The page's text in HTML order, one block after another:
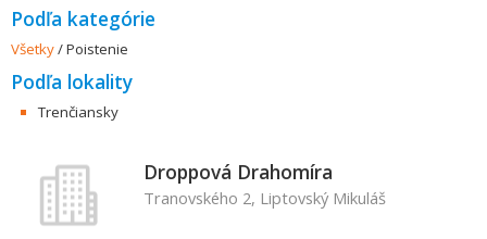
Podľa kategórie
Všetky/Poistenie
Podľa lokality
Trenčiansky
Droppová Drahomíra
Tranovského 2, Liptovský Mikuláš